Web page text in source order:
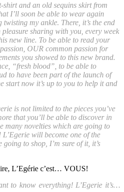
and an old sequins skirt from
I’ll soon be able to wear again
my ankle. There, it’s the end
sharing with you, every week
new line. To be able to read your
OUR common passion for
you showed to this new brand.
“fresh blood”, to be able to
to have been part of the launch of
start now it’s up to you to help it and
is not limited to the pieces you’ve
that you’ll be able to discover in
many novelties which are going to
will become one of the
to shop, I’m sure of it, it’s
L’Egérie c’est… VOUS!
to know everything! L’Egerie it’s…